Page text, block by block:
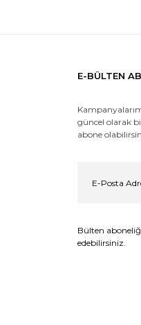
E-BÜLTEN
güncel olarak
abone
Bülten
edebilirsiniz.